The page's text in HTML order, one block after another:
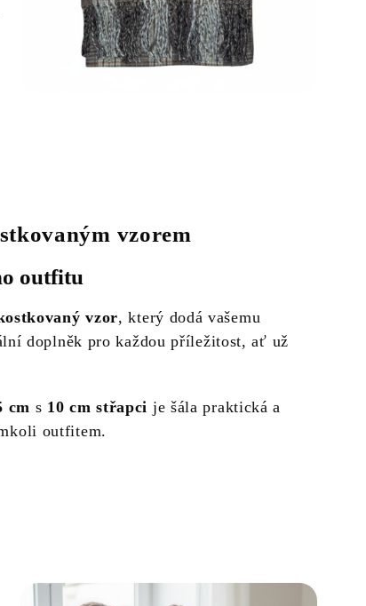
vzorem
outfitu
vzor, který dodá vašemu
doplněk pro každou příležitost, ať už
cm s 10 cm střapci je šála praktická a
outfitem.